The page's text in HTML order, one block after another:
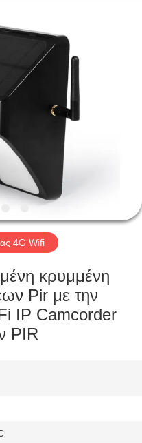
4G Wifi
κρυμμένη
Pir με την
IP Camcorder
PIR